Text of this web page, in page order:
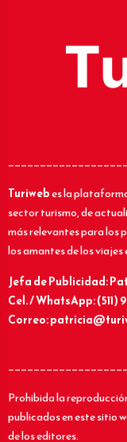
Turiwebes la
sector turismo, de
más relevantes para los
los amantes de los viajes
Jefa de Publicidad:
Cel. / WhatsApp: (511)
Correo:
Prohibida la
publicados en este sitio
de los editores.